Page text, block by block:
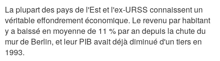
La plupart des pays de l'Est et l'ex-URSS connaissent un
véritable effondrement économique. Le revenu par habitant
y a baissé en moyenne de 11 % par an depuis la chute du
mur de Berlin, et leur PIB avait déjà diminué d'un tiers en
1993.